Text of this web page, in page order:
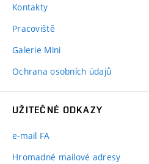
Kontakty
Pracoviště
Galerie Mini
Ochrana osobních údajů
UŽITEČNÉ ODKAZY
e-mail FA
Hromadné mailové adresy